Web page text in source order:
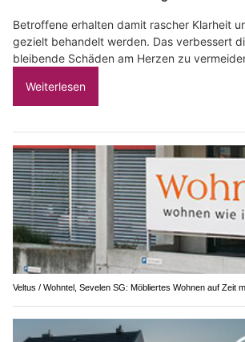
Betroffene erhalten damit rascher Klarheit
gezielt behandelt werden. Das verbessert
bleibende Schäden am Herzen zu
Weiterlesen
Veltus / Wohntel, Sevelen SG: Möbliertes Wohnen auf Zeit